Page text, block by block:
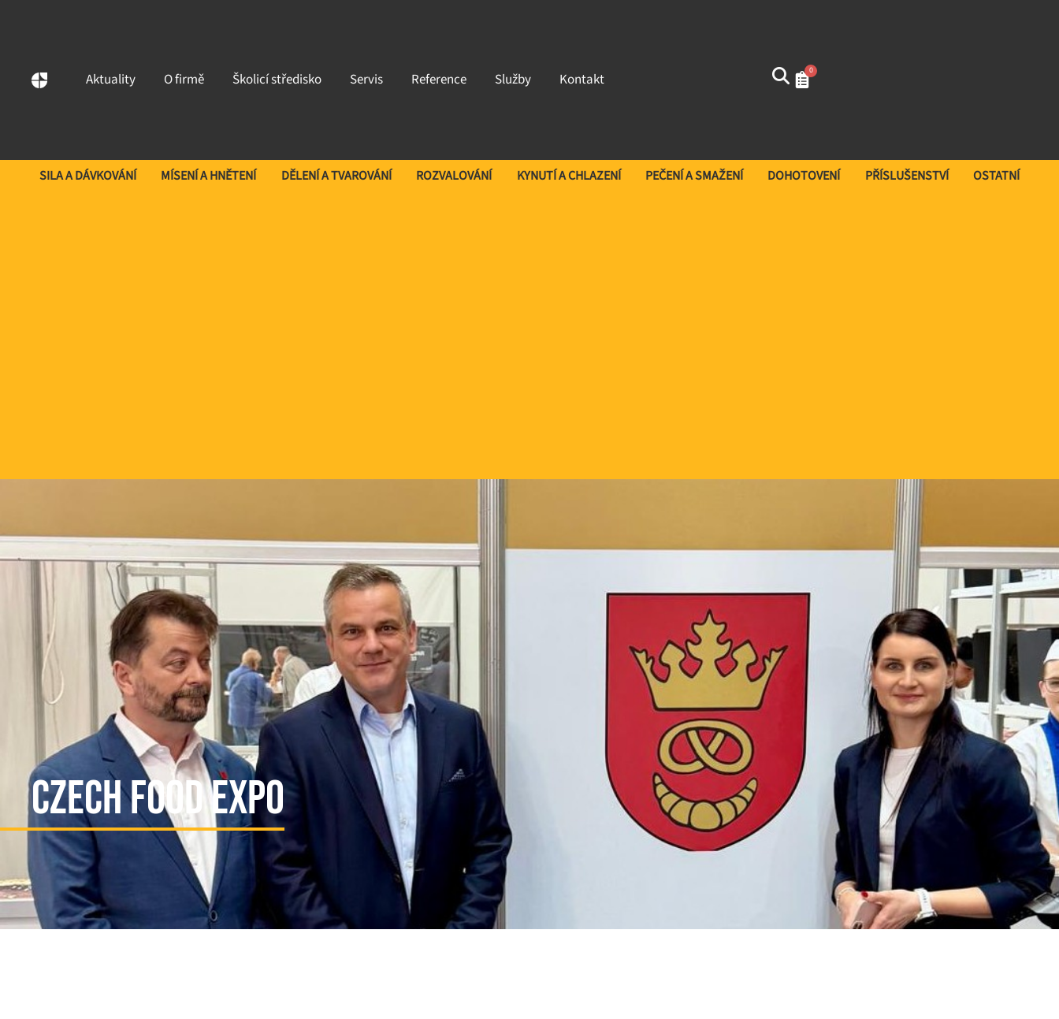
Aktuality O firmě Školicí středisko Servis Reference Služby Kontakt 0
SILA A DÁVKOVÁNÍ MÍSENÍ A HNĚTENÍ DĚLENÍ A TVAROVÁNÍ ROZVALOVÁNÍ KYNUTÍ A CHLAZENÍ PEČENÍ A SMAŽENÍ DOHOTOVENÍ PŘÍSLUŠENSTVÍ OSTATNÍ
Czech Food Expo